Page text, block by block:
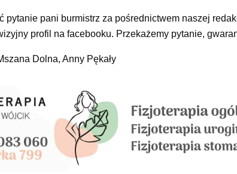
pytanie pani burmistrz za pośrednictwem naszej
profil na facebooku. Przekażemy pytanie,
Dolna, Anny Pękały